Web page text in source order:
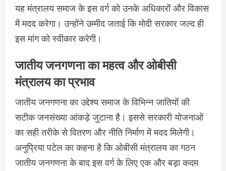
यह मंत्रालय समाज के इस वर्ग को उनके अधिकारों और विकास
में मदद करेगा। उन्होंने उम्मीद जताई कि मोदी सरकार जल्द ही
इस मांग को स्वीकार करेगी।
जातीय जनगणना का महत्व और ओबीसी
मंत्रालय का प्रभाव
जातीय जनगणना का उद्देश्य समाज के विभिन्न जातियों की
सटीक जनसंख्या आंकड़े जुटाना है। इससे सरकारी योजनाओं
का सही तरीके से वितरण और नीति निर्माण में मदद मिलेगी।
अनुप्रिया पटेल का कहना है कि ओबीसी मंत्रालय का गठन
जातीय जनगणना के बाद इस वर्ग के लिए एक और बड़ा कदम